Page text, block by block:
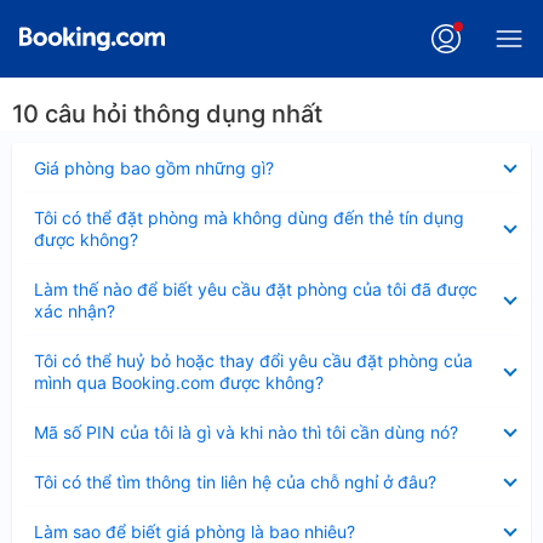
10 câu hỏi thông dụng nhất
Giá phòng bao gồm những gì?
thu
Tôi có thể đặt phòng mà không dùng đến thẻ tín dụng
được không?
thu
gọn
Làm thế nào để biết yêu cầu đặt phòng của tôi đã được
xác nhận?
thu
gọn
Tôi có thể huỷ bỏ hoặc thay đổi yêu cầu đặt phòng của
mình qua Booking.com được không?
thu
gọn
Mã số PIN của tôi là gì và khi nào thì tôi cần dùng nó?
thu
Tôi có thể tìm thông tin liên hệ của chỗ nghỉ ở đâu?
thu
Làm sao để biết giá phòng là bao nhiêu?
thu